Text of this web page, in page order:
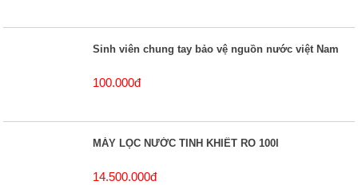
Sinh viên chung tay bảo vệ nguồn nước việt Nam
100.000đ
MÁY LỌC NƯỚC TINH KHIẾT RO 100l
14.500.000đ